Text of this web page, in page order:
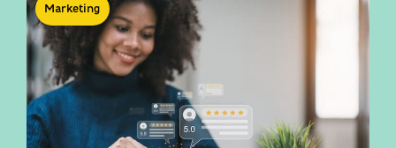
Marketing